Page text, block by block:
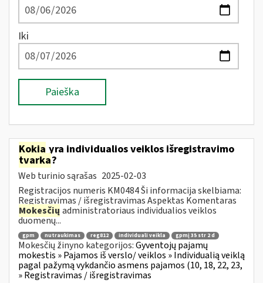
Iki
Paieška
Kokia yra individualios veiklos išregistravimo
tvarka?
Web turinio sąrašas 2025-02-03
Registracijos numeris KM0484 Ši informacija skelbiama:
Registravimas / išregistravimas Aspektas Komentaras
Mokesčių administratoriaus individualios veiklos
duomenų...
gpm nutraukimas reg812 individuali veikla gpmį 35 str 2 d
Mokesčių žinyno kategorijos:Gyventojų pajamų
mokestis » Pajamos iš verslo/ veiklos » Individualią veiklą
pagal pažymą vykdančio asmens pajamos (10, 18, 22, 23,
» Registravimas / išregistravimas